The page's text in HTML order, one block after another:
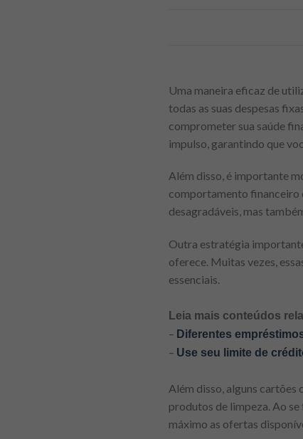
Uma maneira eficaz de
todas as suas despesas
comprometer sua saúde
impulso, garantindo que
Além disso, é importante
comportamento financeiro
desagradáveis, mas
Outra estratégia
oferece. Muitas vezes,
essenciais.
Leia mais conteúdos
– Diferentes
– Use seu limite de
Além disso, alguns
produtos de limpeza. Ao
máximo as ofertas